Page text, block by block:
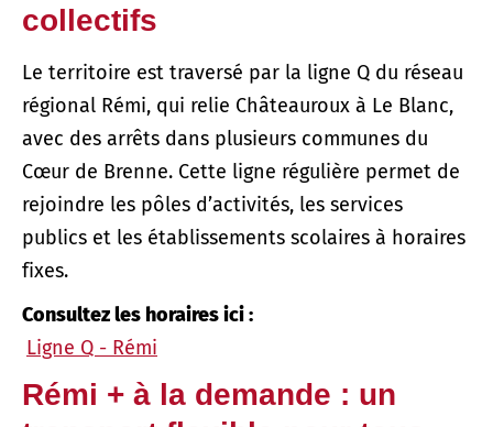
collectifs
Le territoire est traversé par la ligne Q du réseau
régional Rémi, qui relie Châteauroux à Le Blanc,
avec des arrêts dans plusieurs communes du
Cœur de Brenne. Cette ligne régulière permet de
rejoindre les pôles d’activités, les services
publics et les établissements scolaires à horaires
fixes.
Consultez les horaires ici :
Ligne Q - Rémi
Rémi + à la demande : un